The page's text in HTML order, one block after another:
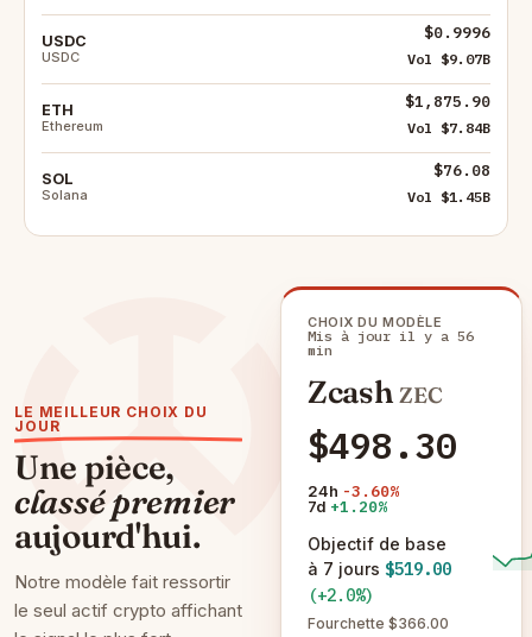
USDC
USDC
$0.9996
Vol $9.07B
ETH
Ethereum
$1,875.90
Vol $7.84B
SOL
Solana
$76.08
Vol $1.45B
LE MEILLEUR CHOIX DU
JOUR
Une pièce,
classé premier
aujourd'hui.
Notre modèle fait ressortir
le seul actif crypto affichant
CHOIX DU MODÈLE
Mis à jour il y a 56
min
ZcashZEC
$498.30
24h -3.60%
7d +1.20%
Objectif de base
à 7 jours $519.00
(+2.0%)
Fourchette $366.00